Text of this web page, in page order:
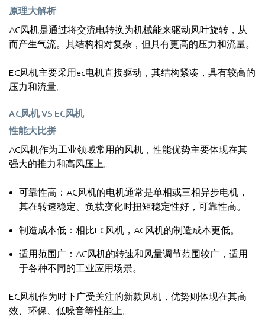
原理大解析
AC风机是通过将交流电转换为机械能来驱动风叶旋转，从
而产生气流。其结构相对复杂，但具有更高的压力和流量。
EC风机主要采用ec电机直接驱动，其结构紧凑，具有较高的
压力和流量。
AC风机 VS EC风机
性能大比拼
AC风机作为工业领域常用的风机，性能优势主要体现在其
强大的推力和高风压上。
可靠性高：AC风机的电机通常是单相或三相异步电机，
其在转速稳定、负载变化时扭矩稳定性好，可靠性高。
制造成本低：相比EC风机，AC风机的制造成本更低。
适用范围广：AC风机的转速和风量调节范围较广，适用
于各种不同的工业应用场景。
EC风机作为时下广受关注的新款风机，优势则体现在其高
效、环保、低噪音等性能上。